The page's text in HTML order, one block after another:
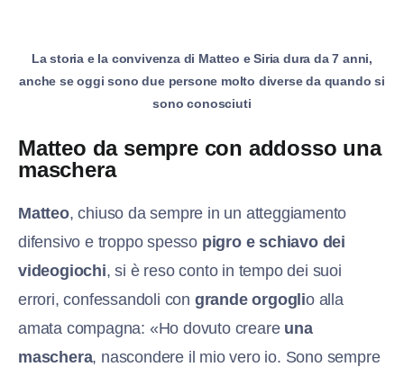
La storia e la convivenza di Matteo e Siria dura da 7 anni,
anche se oggi sono due persone molto diverse da quando si
sono conosciuti
Matteo da sempre con addosso una
maschera
Matteo, chiuso da sempre in un atteggiamento
difensivo e troppo spesso pigro e schiavo dei
videogiochi, si è reso conto in tempo dei suoi
errori, confessandoli con grande orgoglio alla
amata compagna: «Ho dovuto creare una
maschera, nascondere il mio vero io. Sono sempre